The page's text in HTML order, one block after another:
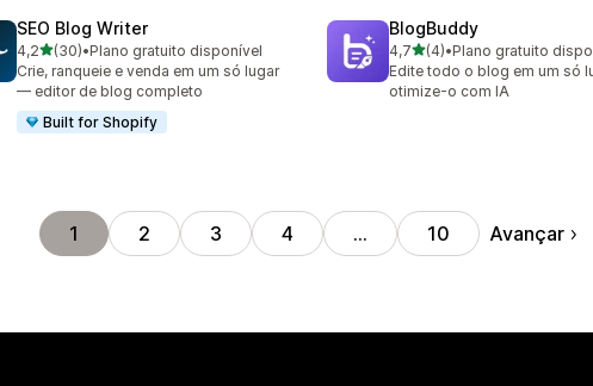
SEO Blog Writer
4,2de 5 estrelas
(30)
30 avaliações ao todo
•Plano gratuito disponível
Crie, ranqueie e venda em um só lugar
— editor de blog completo
Built for Shopify
BlogBuddy
4,7de 5 estrelas
(4)
4 avaliações ao todo
•Plano gratuito
Edite todo o blog em um só
otimize-o com IA
1 2 3 4 … 10 Avançar